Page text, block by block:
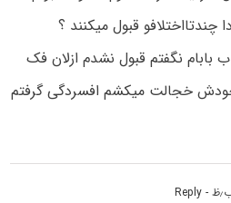
قبول میکنند ؟
نگفتم قبول نشدم ازلان فک
خجالت میکشم افسردگی گرفتم
- Reply